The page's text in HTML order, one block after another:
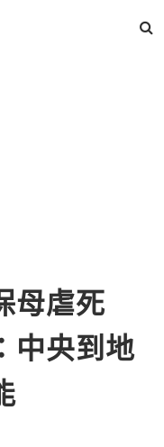
母虐死
央到地